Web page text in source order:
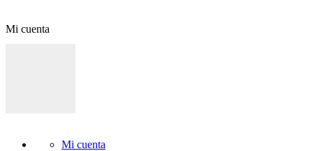
Mi cuenta
Mi cuenta